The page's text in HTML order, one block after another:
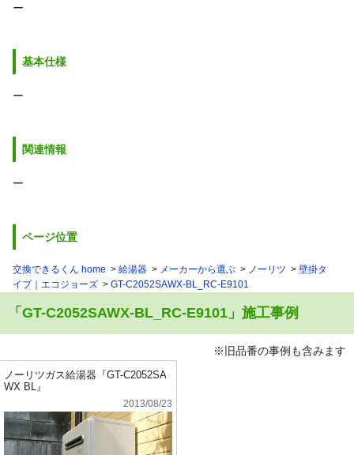
ー
基本仕様
ー
関連情報
ー
ページ位置
交換できるくん home 給湯器 メーカーから選ぶ ノーリツ
壁掛タ
イプ｜エコジョーズ
GT-C2052SAWX-BL_RC-E9101
「GT-C2052SAWX-BL_RC-E9101」施工事例
※旧品番の事例も含みます
ノーリツガス給湯器『GT-C2052SA
WX BL』
2013/08/23